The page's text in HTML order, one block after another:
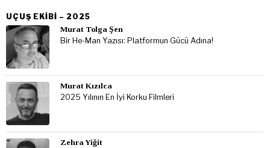
UÇUŞ EKIBI – 2025
Murat Tolga Şen
Bir He-Man Yazısı: Platformun Gücü Adına!
Murat Kızılca
2025 Yılının En İyi Korku Filmleri
Zehra Yiğit